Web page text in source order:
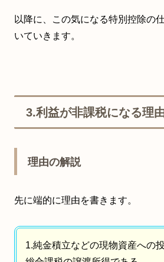
以降に、この気になる特別控除の
いていきます。
3.利益が非課税になる理
理由の解説
先に端的に理由を書きます。
1.純金積立などの現物資産への